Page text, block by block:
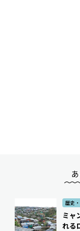
歴史
ミャ
れる